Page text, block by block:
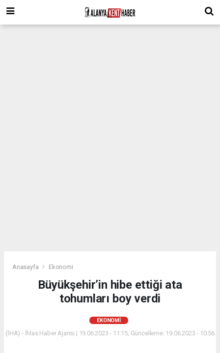
Anasayfa Ekonomi
Büyükşehir’in hibe ettiği ata
tohumları boy verdi
EKONOMI
(İHA) - İhlas Haber Ajansı | 19.06.2023 - 11:15, Güncelleme: 19.06.2023 - 10:56